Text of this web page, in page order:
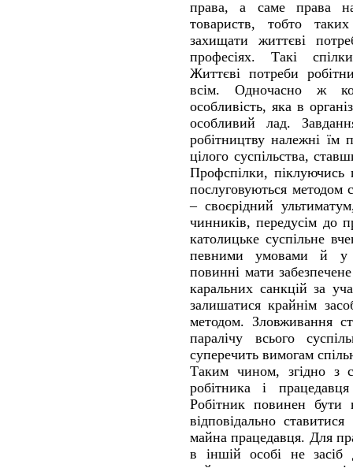
права, а саме права на
товариств, тобто
захищати життєві
професіях. Такі
Життєві потреби
всім. Одночасно ж
особливість, яка в
особливий лад.
робітництву належні їм
цілого суспільства,
Профспілки, піклуючись
послуговуються методом
– своєрідний
чинників, передусім до
католицьке суспільне
певними умовами й у
повинні мати
каральних санкцій за
залишатися крайнім
методом. Зловживання
паралічу всього
суперечить вимогам
Таким чином, згідно з
робітника і
Робітник повинен бути
відповідально
майна працедавця. Для
в іншій особі не засіб